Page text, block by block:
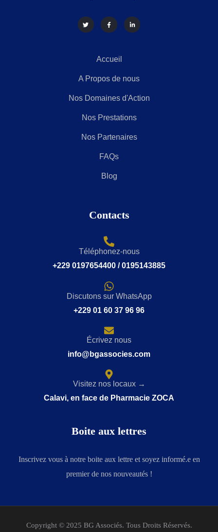
Accueil
A Propos de nous
Nos Domaines d'Action
Nos Prestations
Nos Partenaires
FAQs
Blog
Contacts
Téléphonez-nous
+229 0197654400 / 0195143885
Discutons sur WhatsApp
+229 01 60 37 96 96
Écrivez nous
info@bgassocies.com
Visitez nos locaux →
Calavi, en face de Pharmacie ZOCA
Boite aux lettres
Inscrivez vous à notre boite aux lettre et soyez informé.e en
premier de nos nouveautés !
Copyright © 2025 BG Associés. Tous Droits Réservés.